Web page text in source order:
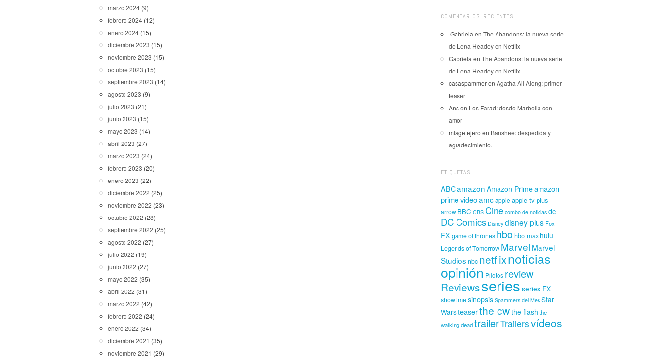
marzo 2024 (9)
febrero 2024 (12)
enero 2024 (15)
diciembre 2023 (15)
noviembre 2023 (15)
octubre 2023 (15)
septiembre 2023 (14)
agosto 2023 (9)
julio 2023 (21)
junio 2023 (15)
mayo 2023 (14)
abril 2023 (27)
marzo 2023 (24)
febrero 2023 (20)
enero 2023 (22)
diciembre 2022 (25)
noviembre 2022 (23)
octubre 2022 (28)
septiembre 2022 (25)
agosto 2022 (27)
julio 2022 (19)
junio 2022 (27)
mayo 2022 (35)
abril 2022 (31)
marzo 2022 (42)
febrero 2022 (24)
enero 2022 (34)
diciembre 2021 (35)
noviembre 2021 (29)
COMENTARIOS RECIENTES
.Gabriela en The Abandons: la nueva serie
de Lena Headey en Netflix
Gabriela en The Abandons: la nueva serie
de Lena Headey en Netflix
casaspammeren Agatha All Along: primer
teaser
Ansen Los Farad: desde Marbella con
amor
mlagetejero en Banshee: despedida y
agradecimiento.
ETIQUETAS
ABCamazon Amazon Primeamazon
prime videoamcapple apple tv plus
arrow BBC CBS Cine combo de noticias dc
DC Comics Disney disney plus Fox
FX game of thrones hbo hbo max hulu
Legends of Tomorrow Marvel Marvel
Studios nbc netflixnoticias
opinión Pilotos review
Reviewsseries series FX
showtimesinopsis Spammers del Mes Star
Warsteaserthe cwthe flash the
walking deadtrailerTrailersvídeos